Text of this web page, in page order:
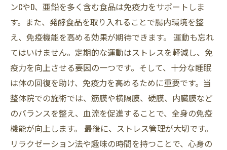
ンCやD、亜鉛を多く含む食品は免疫力をサポートしま
す。また、発酵食品を取り入れることで腸内環境を整
え、免疫機能を高める効果が期待できます。 運動も忘れ
てはいけません。定期的な運動はストレスを軽減し、免
疫力を向上させる要因の一つです。そして、十分な睡眠
は体の回復を助け、免疫力を高めるために重要です。当
整体院での施術では、筋膜や横隔膜、硬膜、内臓膜など
のバランスを整え、血流を促進することで、全身の免疫
機能が向上します。 最後に、ストレス管理が大切です。
リラクゼーション法や趣味の時間を持つことで、心身の